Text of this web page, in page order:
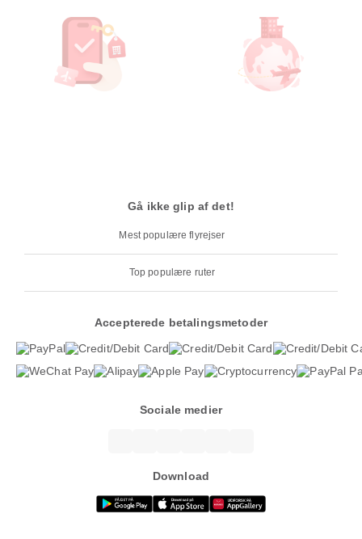
Gå ikke glip af det!
Mest populære flyrejser
Top populære ruter
Accepterede betalingsmetoder
Sociale medier
Download